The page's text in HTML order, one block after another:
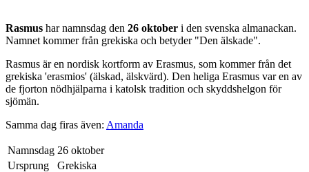
Rasmus har namnsdag den 26 oktober i den svenska almanackan.
Namnet kommer från grekiska och betyder "Den älskade".
Rasmus är en nordisk kortform av Erasmus, som kommer från det
grekiska 'erasmios' (älskad, älskvärd). Den heliga Erasmus var en av
de fjorton nödhjälparna i katolsk tradition och skyddshelgon för
sjömän.
Samma dag firas även: Amanda
Namnsdag 26 oktober
Ursprung
Grekiska